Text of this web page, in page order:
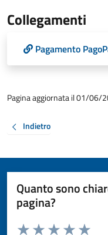
Collegamenti
Pagamento
Pagina aggiornata il 01/06/
Indietro
Quanto sono
pagina?
Valuta da 1 a 5 stelle la